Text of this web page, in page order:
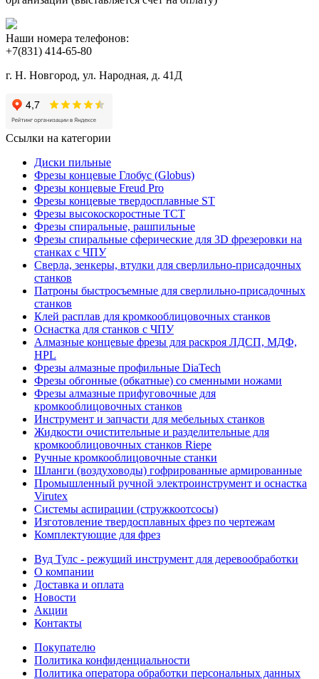
Наши номера телефонов:
+7(831) 414-65-80
г. Н. Новгород, ул. Народная, д. 41Д
Ссылки на категории
Диски пильные
Фрезы концевые Глобус (Globus)
Фрезы концевые Freud Pro
Фрезы концевые твердосплавные ST
Фрезы высокоскоростные ТСТ
Фрезы спиральные, рашпильные
Фрезы спиральные сферические для 3D фрезеровки на
станках с ЧПУ
Сверла, зенкеры, втулки для сверлильно-присадочных
станков
Патроны быстросъемные для сверлильно-присадочных
станков
Клей расплав для кромкооблицовочных станков
Оснастка для станков с ЧПУ
Алмазные концевые фрезы для раскроя ЛДСП, МДФ,
HPL
Фрезы алмазные профильные DiaTech
Фрезы обгонные (обкатные) со сменными ножами
Фрезы алмазные прифуговочные для
кромкооблицовочных станков
Инструмент и запчасти для мебельных станков
Жидкости очистительные и разделительные для
кромкооблицовочных станков Riepe
Ручные кромкооблицовочные станки
Шланги (воздуховоды) гофрированные армированные
Промышленный ручной электроинструмент и оснастка
Virutex
Системы аспирации (стружкоотсосы)
Изготовление твердосплавных фрез по чертежам
Комплектующие для фрез
Вуд Тулс - режущий инструмент для деревообработки
О компании
Доставка и оплата
Новости
Акции
Контакты
Покупателю
Политика конфиденциальности
Политика оператора обработки персональных данных